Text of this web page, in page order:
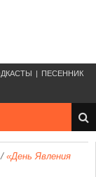
ПЕСЕННИК
/ «День Явления